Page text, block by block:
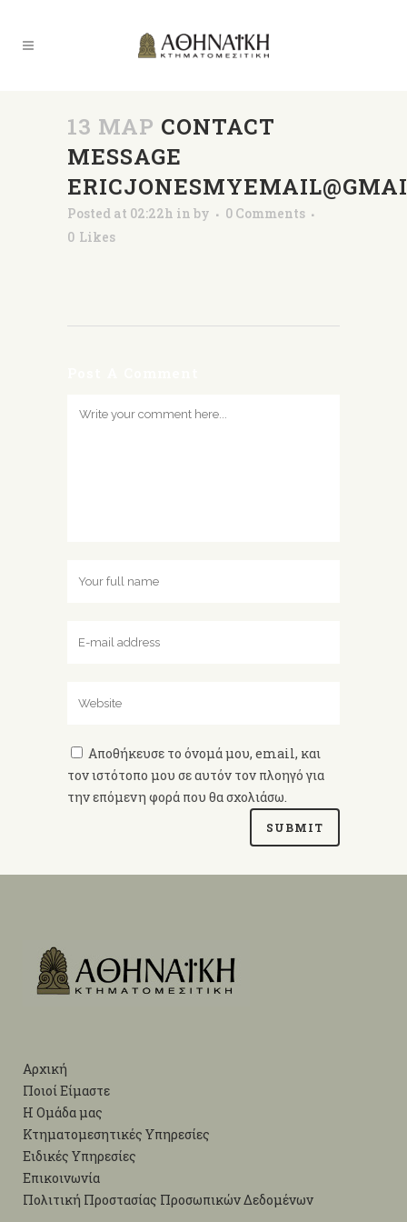
13 ΜΑΡ CONTACT
MESSAGE
Posted at 02:22h in by
0 Comments
0 Likes
Αποθήκευσε το όνομά μου, email, και
τον ιστότοπο μου σε αυτόν τον πλοηγό για
την επόμενη φορά που θα σχολιάσω.
Αρχική
Ποιοί Είμαστε
Η Ομάδα μας
Κτηματομεσητικές Υπηρεσίες
Ειδικές Υπηρεσίες
Επικοινωνία
Πολιτική Προστασίας Προσωπικών Δεδομένων